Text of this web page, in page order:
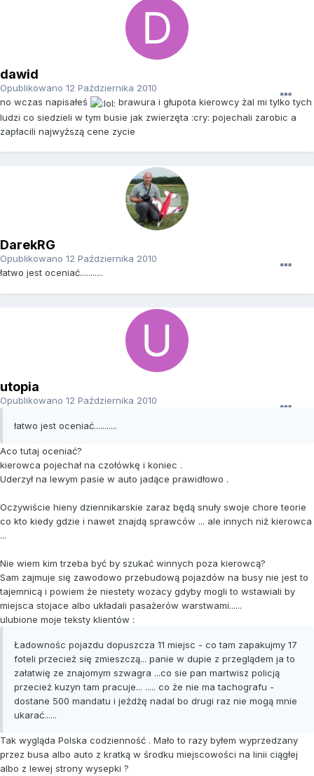
dawid
Opublikowano 12 Października 2010
no wczas napisałeś
brawura i głupota kierowcy żal mi tylko tych
ludzi co siedzieli w tym busie jak zwierzęta :cry: pojechali zarobic a
zapłacili najwyższą cene zycie
DarekRG
Opublikowano 12 Października 2010
łatwo jest oceniać...........
utopia
Opublikowano 12 Października 2010
łatwo jest oceniać...........
Aco tutaj oceniać?
kierowca pojechał na czołówkę i koniec .
Uderzył na lewym pasie w auto jadące prawidłowo .
Oczywiście hieny dziennikarskie zaraz będą snuły swoje chore teorie
co kto kiedy gdzie i nawet znajdą sprawców ... ale innych niż kierowca
...
Nie wiem kim trzeba być by szukać winnych poza kierowcą?
Sam zajmuje się zawodowo przebudową pojazdów na busy nie jest to
tajemnicą i powiem że niestety wozacy gdyby mogli to wstawiali by
miejsca stojace albo układali pasażerów warstwami......
ulubione moje teksty klientów :
Ładownośc pojazdu dopuszcza 11 miejsc - co tam zapakujmy 17
foteli przecież się zmieszczą... panie w dupie z przeglądem ja to
załatwię ze znajomym szwagra ...co sie pan martwisz policją
przecież kuzyn tam pracuje... ..... co że nie ma tachografu -
dostane 500 mandatu i jeżdżę nadal bo drugi raz nie mogą mnie
ukarać......
Tak wygląda Polska codzienność . Mało to razy byłem wyprzedzany
przez busa albo auto z kratką w środku miejscowości na linii ciągłej
albo z lewej strony wysepki ?